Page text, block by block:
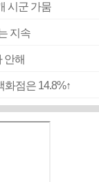
시군 가뭄
지속
안해
점은 14.8%↑